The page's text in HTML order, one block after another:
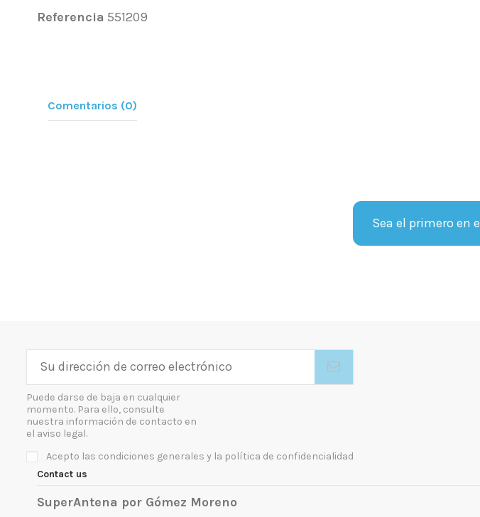
Referencia 551209
Comentarios (0)
Sea el primero en
Puede darse de baja en cualquier
momento. Para ello, consulte
nuestra información de contacto en
el aviso legal.
Acepto las condiciones generales y la política de confidencialidad
Contact us
SuperAntena por Gómez Moreno